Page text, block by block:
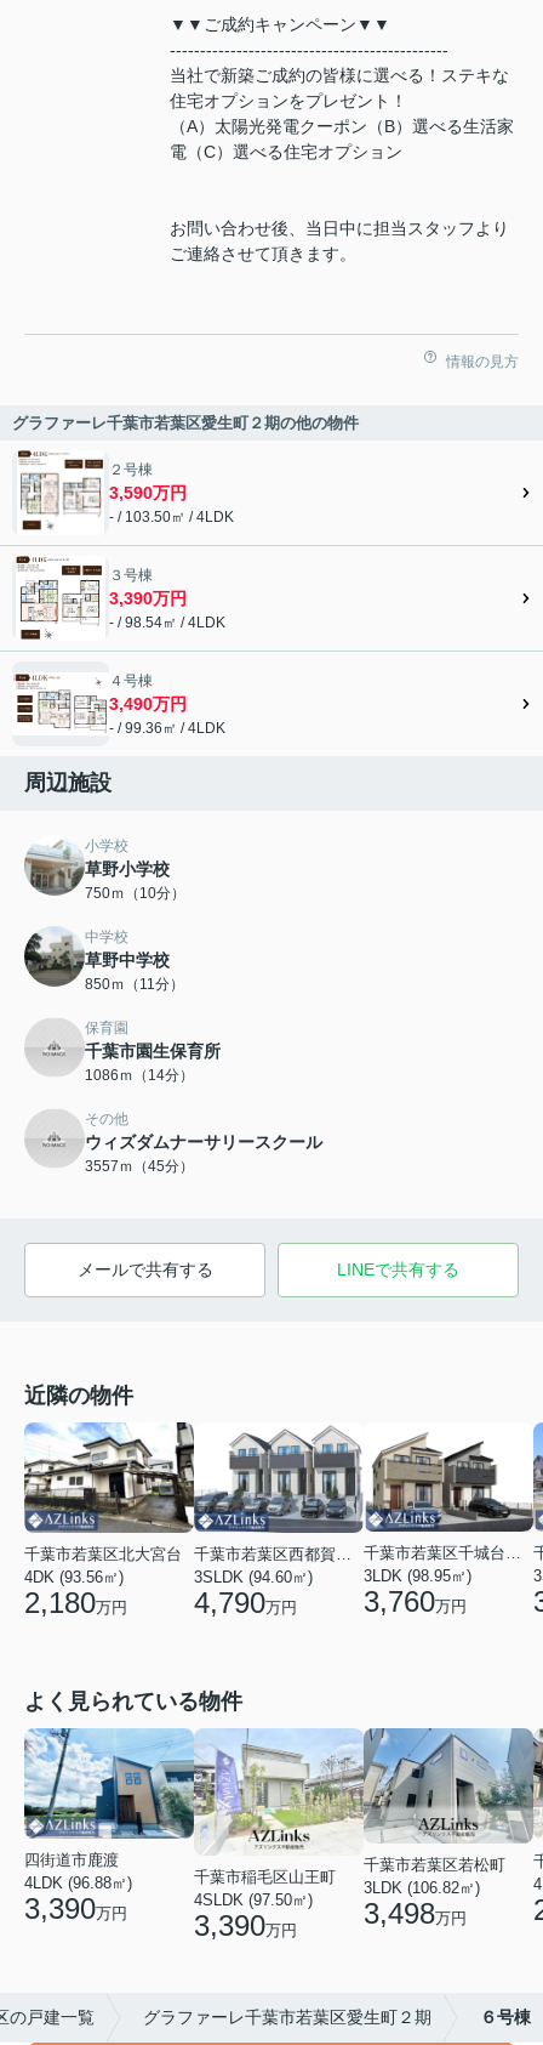
▼▼ご成約キャンペーン▼▼
----------------------------------------------
当社で新築ご成約の皆様に選べる！ステキな
住宅オプションをプレゼント！
（A）太陽光発電クーポン（B）選べる生活家
電（C）選べる住宅オプション
お問い合わせ後、当日中に担当スタッフより
ご連絡させて頂きます。
情報の見方
グラファーレ千葉市若葉区愛生町２期の他の物件
２号棟
3,590万円
- / 103.50㎡ / 4LDK
３号棟
3,390万円
- / 98.54㎡ / 4LDK
４号棟
3,490万円
- / 99.36㎡ / 4LDK
周辺施設
小学校
草野小学校
750ｍ（10分）
中学校
草野中学校
850ｍ（11分）
保育園
千葉市園生保育所
1086ｍ（14分）
その他
ウィズダムナーサリースクール
3557ｍ（45分）
メールで共有する LINEで共有する
近隣の物件
千葉市若葉区北大宮台
4DK (93.56㎡)
2,180万円
千葉市若葉区西都賀５丁目
3SLDK (94.60㎡)
4,790万円
千葉市若葉区千城台西１丁目
3LDK (98.95㎡)
3,760万円
よく見られている物件
四街道市鹿渡
4LDK (96.88㎡)
3,390万円
千葉市稲毛区山王町
4SLDK (97.50㎡)
3,390万円
千葉市若葉区若松町
3LDK (106.82㎡)
3,498万円
の戸建一覧 グラファーレ千葉市若葉区愛生町２期 ６号棟